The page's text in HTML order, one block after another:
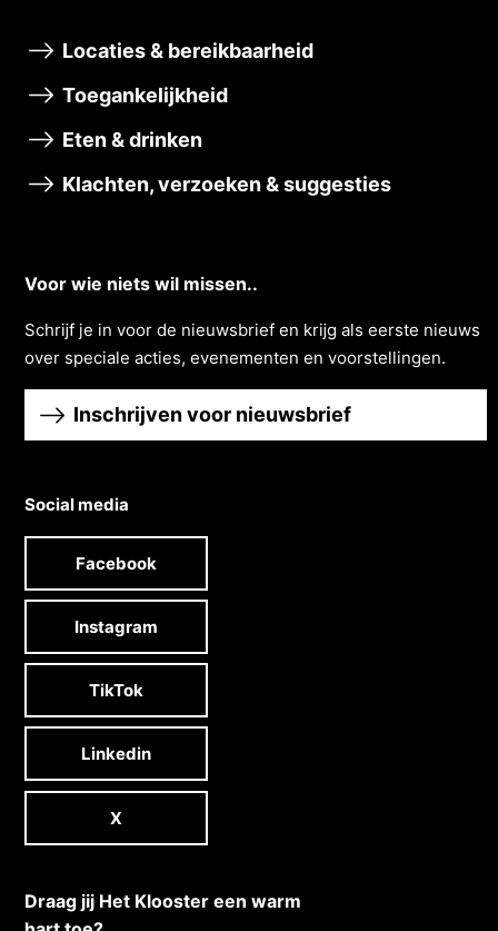
Locaties & bereikbaarheid
Toegankelijkheid
Eten & drinken
Klachten, verzoeken & suggesties
Voor wie niets wil missen..
Schrĳf je in voor de nieuwsbrief en krĳg als eerste nieuws
over speciale acties, evenementen en voorstellingen.
Inschrijven voor nieuwsbrief
Social media
Facebook
Instagram
TikTok
Linkedin
X
Draag jij Het Klooster een warm